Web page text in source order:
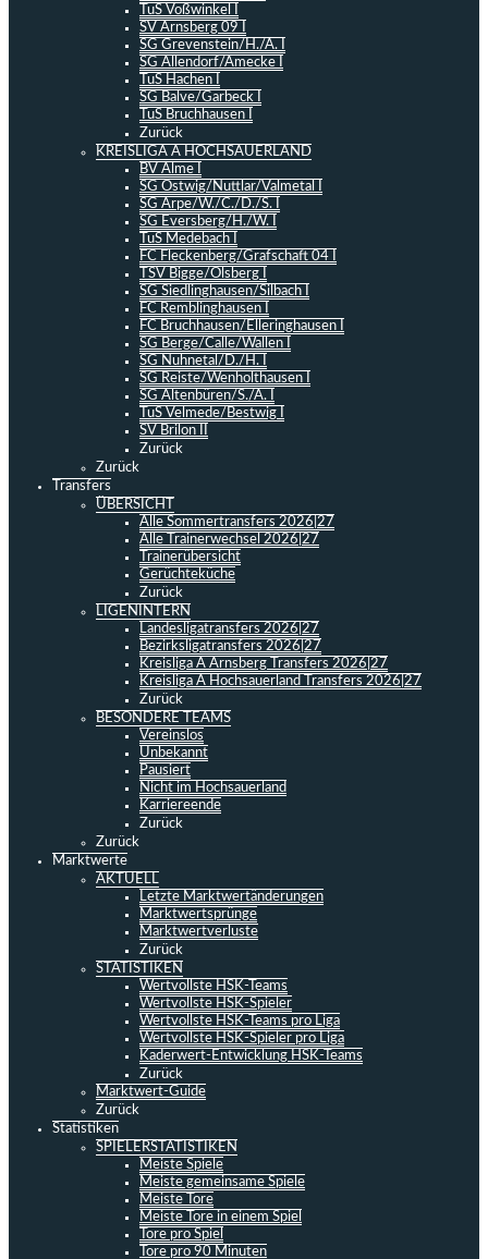
TuS Voßwinkel I
SV Arnsberg 09 I
SG Grevenstein/H./A. I
SG Allendorf/Amecke I
TuS Hachen I
SG Balve/Garbeck I
TuS Bruchhausen I
Zurück
KREISLIGA A HOCHSAUERLAND
BV Alme I
SG Ostwig/Nuttlar/Valmetal I
SG Arpe/W./C./D./S. I
SG Eversberg/H./W. I
TuS Medebach I
FC Fleckenberg/Grafschaft 04 I
TSV Bigge/Olsberg I
SG Siedlinghausen/Silbach I
FC Remblinghausen I
FC Bruchhausen/Elleringhausen I
SG Berge/Calle/Wallen I
SG Nuhnetal/D./H. I
SG Reiste/Wenholthausen I
SG Altenbüren/S./A. I
TuS Velmede/Bestwig I
SV Brilon II
Zurück
Zurück
Transfers
ÜBERSICHT
Alle Sommertransfers 2026|27
Alle Trainerwechsel 2026|27
Trainerübersicht
Gerüchteküche
Zurück
LIGENINTERN
Landesligatransfers 2026|27
Bezirksligatransfers 2026|27
Kreisliga A Arnsberg Transfers 2026|27
Kreisliga A Hochsauerland Transfers 2026|27
Zurück
BESONDERE TEAMS
Vereinslos
Unbekannt
Pausiert
Nicht im Hochsauerland
Karriereende
Zurück
Zurück
Marktwerte
AKTUELL
Letzte Marktwertänderungen
Marktwertsprünge
Marktwertverluste
Zurück
STATISTIKEN
Wertvollste HSK-Teams
Wertvollste HSK-Spieler
Wertvollste HSK-Teams pro Liga
Wertvollste HSK-Spieler pro Liga
Kaderwert-Entwicklung HSK-Teams
Zurück
Marktwert-Guide
Zurück
Statistiken
SPIELERSTATISTIKEN
Meiste Spiele
Meiste gemeinsame Spiele
Meiste Tore
Meiste Tore in einem Spiel
Tore pro Spiel
Tore pro 90 Minuten